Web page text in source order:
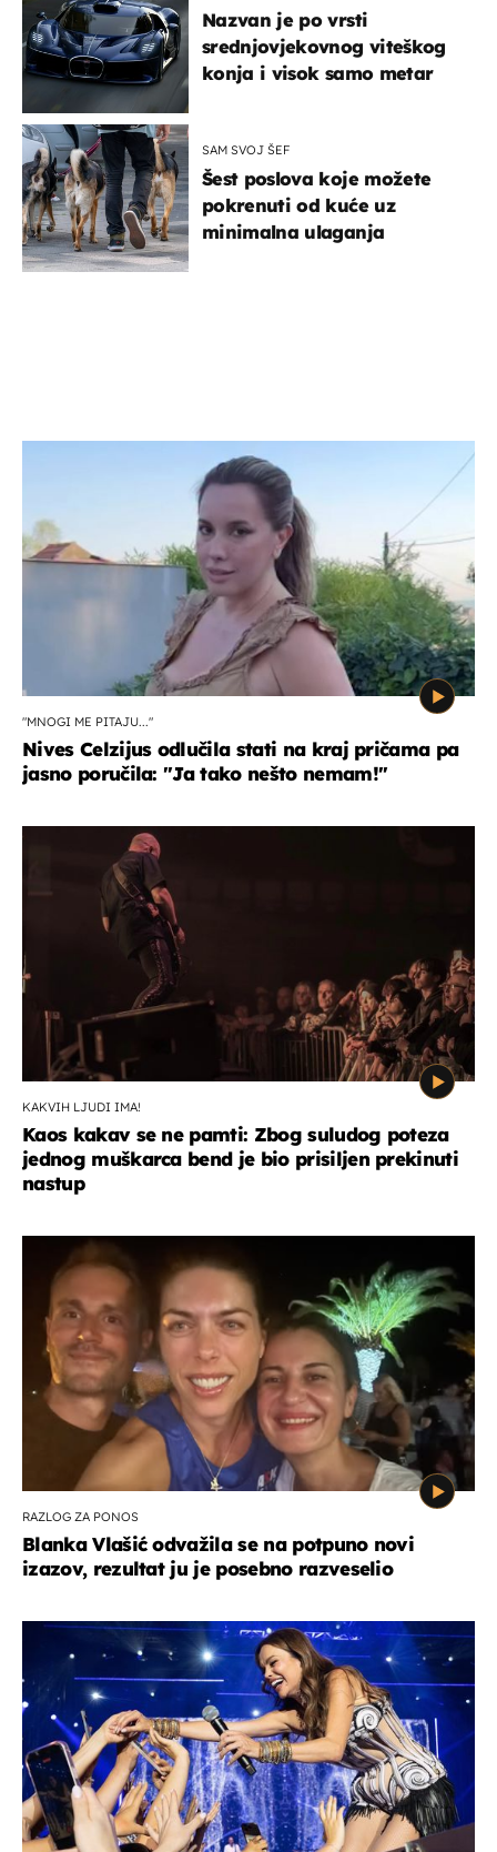
Nazvan je po vrsti
srednjovjekovnog viteškog
konja i visok samo metar
SAM SVOJ ŠEF
Šest poslova koje možete
pokrenuti od kuće uz
minimalna ulaganja
"MNOGI ME PITAJU..."
Nives Celzijus odlučila stati na kraj pričama pa
jasno poručila: "Ja tako nešto nemam!"
KAKVIH LJUDI IMA!
Kaos kakav se ne pamti: Zbog suludog poteza
jednog muškarca bend je bio prisiljen prekinuti
nastup
RAZLOG ZA PONOS
Blanka Vlašić odvažila se na potpuno novi
izazov, rezultat ju je posebno razveselio